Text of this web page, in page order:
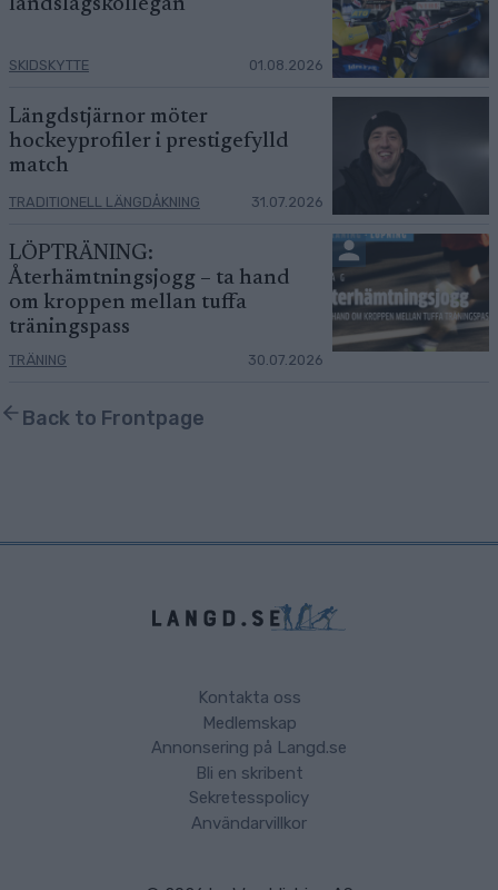
landslagskollegan
SKIDSKYTTE 01.08.2026
Längdstjärnor möter
hockeyprofiler i prestigefylld
match
TRADITIONELL LÄNGDÅKNING 31.07.2026
LÖPTRÄNING:
Återhämtningsjogg – ta hand
om kroppen mellan tuffa
träningspass
TRÄNING 30.07.2026
Back to Frontpage
Kontakta oss
Medlemskap
Annonsering på Langd.se
Bli en skribent
Sekretesspolicy
Användarvillkor